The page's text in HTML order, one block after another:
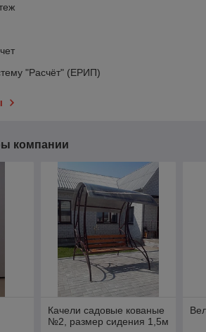
"Расчёт" (ЕРИП)
компании
Качели садовые кованые
№2, размер сидения 1,5м